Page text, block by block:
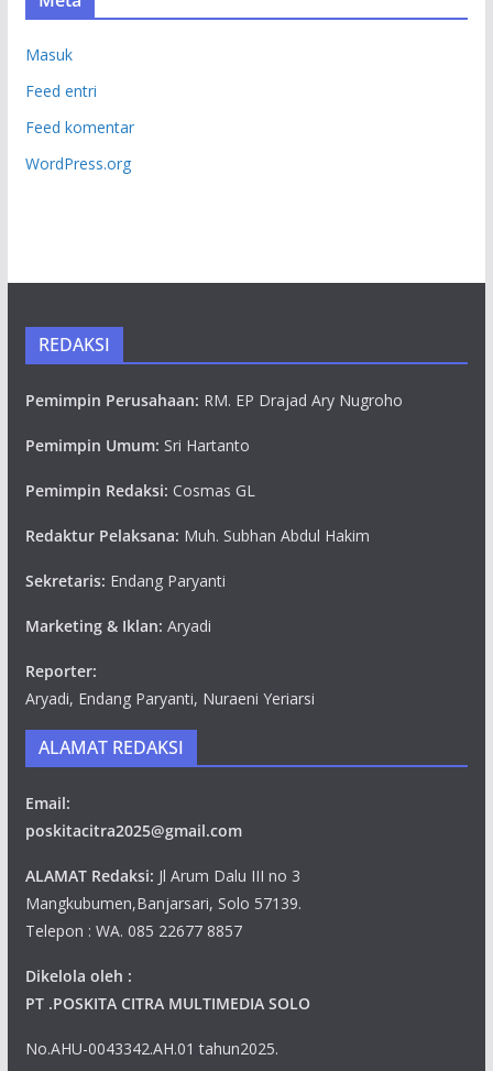
Masuk
Feed entri
Feed komentar
WordPress.org
REDAKSI
Pemimpin Perusahaan: RM. EP Drajad Ary Nugroho
Pemimpin Umum: Sri Hartanto
Pemimpin Redaksi: Cosmas GL
Redaktur Pelaksana: Muh. Subhan Abdul Hakim
Sekretaris: Endang Paryanti
Marketing & Iklan: Aryadi
Reporter:
Aryadi, Endang Paryanti, Nuraeni Yeriarsi
ALAMAT REDAKSI
Email:
poskitacitra2025@gmail.com
ALAMAT Redaksi: Jl Arum Dalu III no 3
Mangkubumen,Banjarsari, Solo 57139.
Telepon : WA. 085 22677 8857
Dikelola oleh :
PT .POSKITA CITRA MULTIMEDIA SOLO
No.AHU-0043342.AH.01 tahun2025.